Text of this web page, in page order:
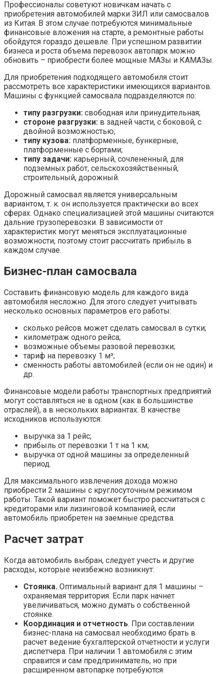
Профессионалы советуют новичкам начать с
приобретения автомобилей марки ЗИЛ или самосвалов
из Китая. В этом случае потребуются минимальные
финансовые вложения на старте, а ремонтные работы
обойдутся гораздо дешевле. При успешном развитии
бизнеса и роста объема перевозок автопарк можно
обновить – приобрести более мощные МАЗы и КАМАЗы.
Для приобретения подходящего автомобиля стоит
рассмотреть все характеристики имеющихся вариантов.
Машины с функцией самосвала подразделяются по:
типу разгрузки: свободная или принудительная;
стороне разгрузки: в задней части, с боковой, с
двойной возможностью;
типу кузова: платформенные, бункерные,
платформенные с бортами;
типу задачи: карьерный, сочлененный, для
подземных работ, сельскохозяйственный,
строительный, дорожный.
Дорожный самосвал является универсальным
вариантом, т. к. он используется практически во всех
сферах. Однако специализацией этой машины считаются
дальние грузоперевозки. В зависимости от
характеристик могут меняться эксплуатационные
возможности, поэтому стоит рассчитать прибыль в
каждом случае.
Бизнес-план самосвала
Составить финансовую модель для каждого вида
автомобиля несложно. Для этого следует учитывать
несколько основных параметров его работы:
сколько рейсов может сделать самосвал в сутки;
километраж одного рейса;
возможные объемы разовой перевозки;
тариф на перевозку 1 м³;
сменность работы автомобилей (если он не один) и
др.
Финансовые модели работы транспортных предприятий
могут составляться не в одном (как в большинстве
отраслей), а в нескольких вариантах. В качестве
исходников используются:
выручка за 1 рейс;
прибыль от перевозки 1 т на 1 км;
выручка от одной машины за определенный
период.
Для максимального извлечения дохода можно
приобрести 2 машины с круглосуточным режимом
работы. Такой вариант поможет быстро рассчитаться с
кредиторами или лизинговой компанией, если
автомобиль приобретен на заемные средства.
Расчет затрат
Когда автомобиль выбран, следует учесть и другие
расходы, которые неизбежно возникнут:
Стоянка. Оптимальный вариант для 1 машины –
охраняемая территория. Если парк начнет
увеличиваться, можно думать о собственной
стоянке.
Координация и отчетность. При составлении
бизнес-плана на самосвал необходимо брать в
расчет ведение бухгалтерской отчетности и услуги
диспетчера. При наличии 1 автомобиля с этим
справится и сам предприниматель, но при
расширенном автопарке потребуются